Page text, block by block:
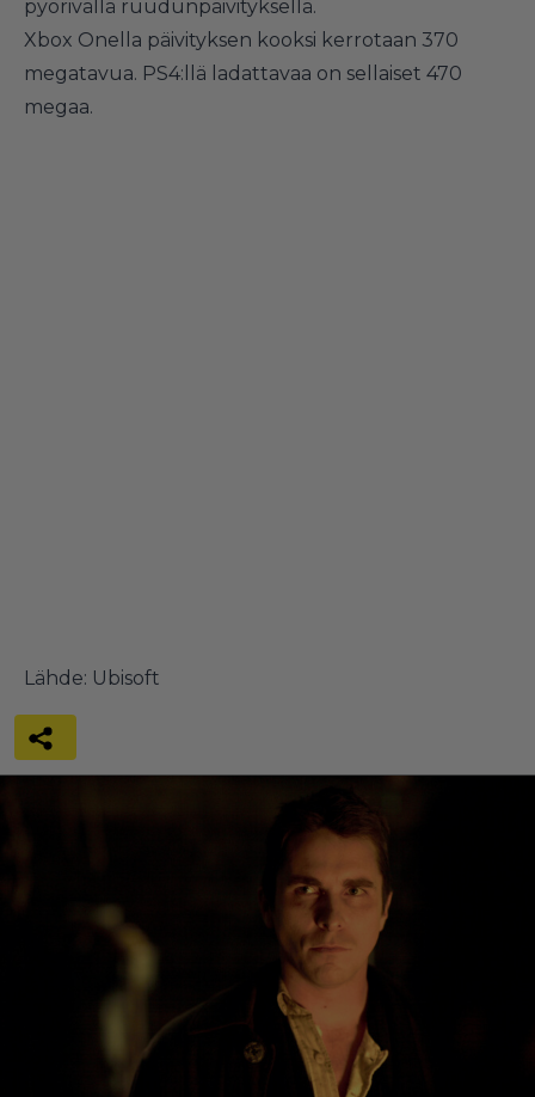
pyörivällä ruudunpäivityksellä.
Xbox Onella päivityksen kooksi kerrotaan 370
megatavua. PS4:llä ladattavaa on sellaiset 470
megaa.
Lähde: Ubisoft